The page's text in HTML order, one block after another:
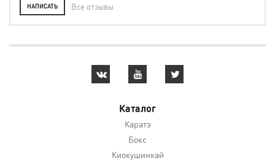
НАПИСАТЬ Все отзывы
Каталог
Каратэ
Бокс
Киокушинкай